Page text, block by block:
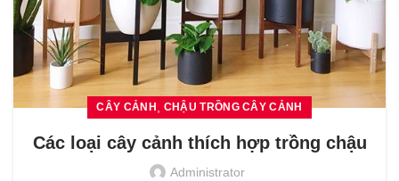
CÂY CẢNH CHẬU TRỒNG CÂY CẢNH
Các loại cây cảnh thích hợp trồng chậu
Administrator